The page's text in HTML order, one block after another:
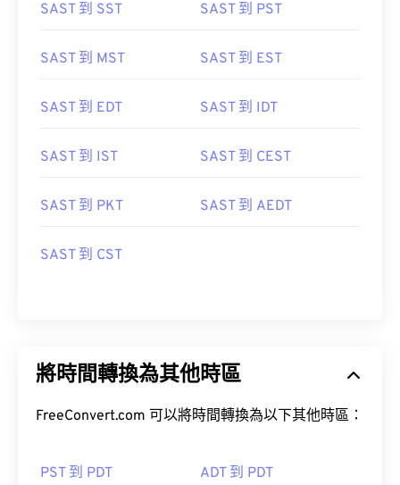
SAST 到 SST SAST 到 PST
SAST 到 MST SAST 到 EST
SAST 到 EDT SAST 到 IDT
SAST 到 IST SAST 到 CEST
SAST 到 PKT SAST 到 AEDT
SAST 到 CST
將時間轉換為其他時區
FreeConvert.com 可以將時間轉換為以下其他時區：
PST 到 PDT ADT 到 PDT